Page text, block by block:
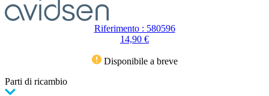
Riferimento : 580596
14,90 €
Disponibile a breve
Parti di ricambio